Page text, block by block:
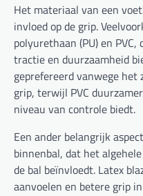
Het materiaal van een
invloed op de grip.
polyurethaan (PU) en
tractie en duurzaamheid
geprefereerd vanwege het
grip, terwijl PVC
niveau van controle biedt.
Een ander belangrijk
binnenbal, dat het
de bal beïnvloedt. Latex
aanvoelen en betere grip